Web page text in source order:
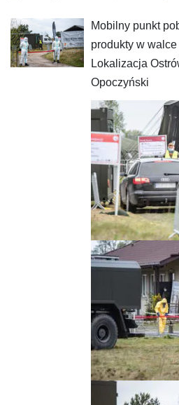
Mobilny punkt
produkty w
Lokalizacja
Opoczyński